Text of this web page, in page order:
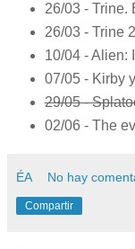
26/03 - Trine.
26/03 - Trine
10/04 - Alien:
07/05 - Kirby
29/05 -
02/06 - The
ÉA No hay
Compartir